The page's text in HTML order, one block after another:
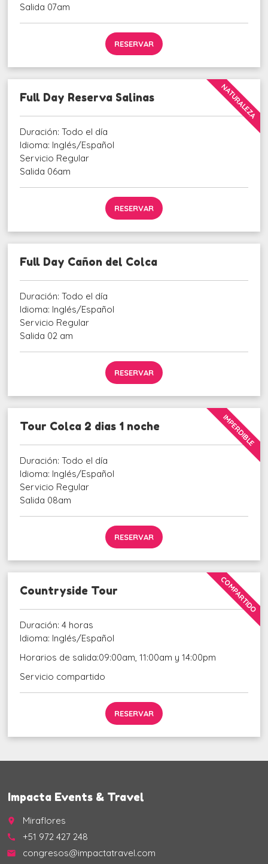
Salida 07am
RESERVAR
NATURALEZA
Full Day Reserva Salinas
Duración: Todo el día
Idioma: Inglés/Español
Servicio Regular
Salida 06am
RESERVAR
Full Day Cañon del Colca
Duración: Todo el día
Idioma: Inglés/Español
Servicio Regular
Salida 02 am
RESERVAR
IMPERDIBLE
Tour Colca 2 dias 1 noche
Duración: Todo el día
Idioma: Inglés/Español
Servicio Regular
Salida 08am
RESERVAR
COMPARTIDO
Countryside Tour
Duración: 4 horas
Idioma: Inglés/Español
Horarios de salida:09:00am, 11:00am y 14:00pm
Servicio compartido
RESERVAR
Impacta Events & Travel
place Miraflores
call +51 972 427 248
email congresos@impactatravel.com